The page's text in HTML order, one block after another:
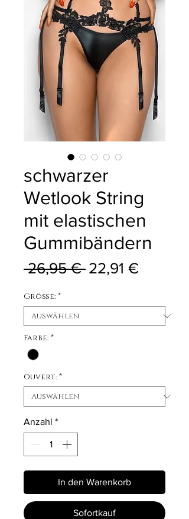
schwarzer
Wetlook String
mit elastischen
Gummibändern
26,95 € Standardpreis
22,91 €Sale-
Größe: *
Farbe: *
Ouvert: *
Anzahl *
In den Warenkorb
Sofortkauf